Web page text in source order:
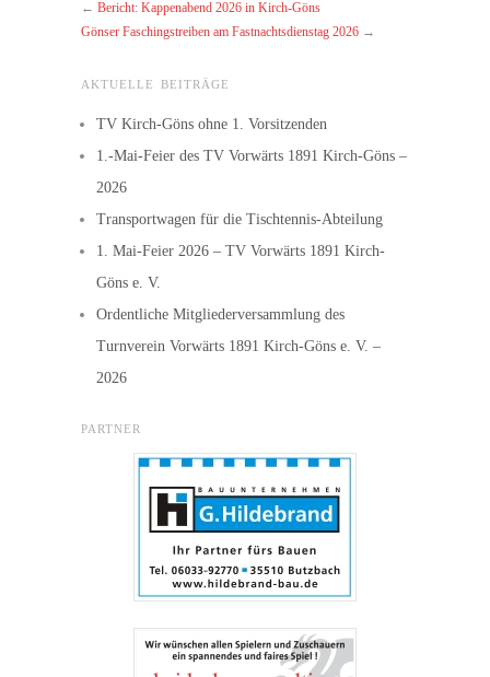
← Bericht: Kappenabend 2026 in Kirch-Göns
Gönser Faschingstreiben am Fastnachtsdienstag 2026 →
AKTUELLE BEITRÄGE
TV Kirch-Göns ohne 1. Vorsitzenden
1.-Mai-Feier des TV Vorwärts 1891 Kirch-Göns –
2026
Transportwagen für die Tischtennis-Abteilung
1. Mai-Feier 2026 – TV Vorwärts 1891 Kirch-
Göns e. V.
Ordentliche Mitgliederversammlung des
Turnverein Vorwärts 1891 Kirch-Göns e. V. –
2026
PARTNER